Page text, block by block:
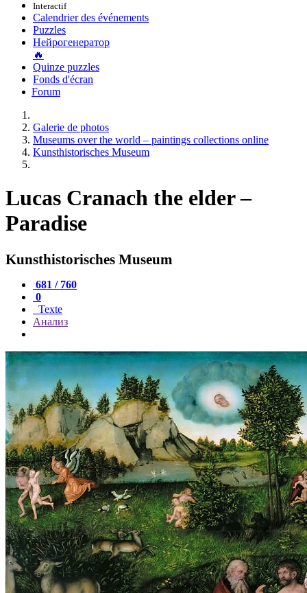
Interactif
Calendrier des événements
Puzzles
Нейрогенератор
🔥
Quinze puzzles
Fonds d'écran
Forum
Galerie de photos
Museums over the world – paintings collections online
Kunsthistorisches Museum
Lucas Cranach the elder –
Paradise
Kunsthistorisches Museum
681 / 760
0
Texte
Анализ